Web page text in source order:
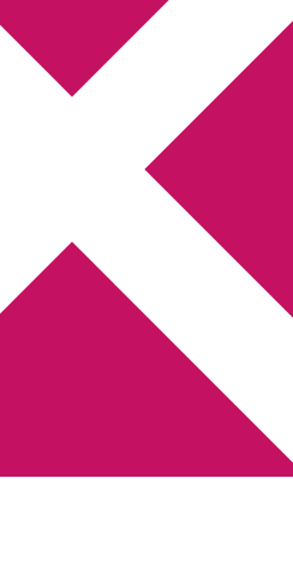
Bokbloggsjerka 3 – 6
3 – 6 oktober